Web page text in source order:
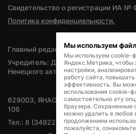
Свидетельство о регистрации ИА №
Политика конфиденциальности.
Главный редактор — А.Л. Поздеев
Учредитель: Департамент
Ненецкого автономного округа
629003, ЯНАО, Салехард, мкр.
106
Тел.: 8 (34922) 71262
Мы используем
Мы используем cookie-
Яндекс.Метрика, чтобы
настройки,
работу сайта, повышать
эффективность. Вы
использования cookie-
самостоятельно эту
браузера.
можно удалить в любое
продолжением
пожалуйста,